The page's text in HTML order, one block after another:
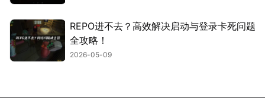
REPO进不去？高效解决启动与登录卡死问题
全攻略！
2026-05-09